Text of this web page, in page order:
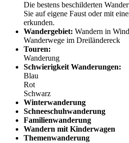
Die bestens beschilderten
Sie auf eigene Faust oder mit
erkunden.
Wandergebiet: Wandern in
Wanderwege im Dreiländereck
Touren:
Wanderung
Schwierigkeit Wanderungen:
Blau
Rot
Schwarz
Winterwanderung
Schneeschuhwanderung
Familienwanderung
Wandern mit Kinderwagen
Themenwanderung